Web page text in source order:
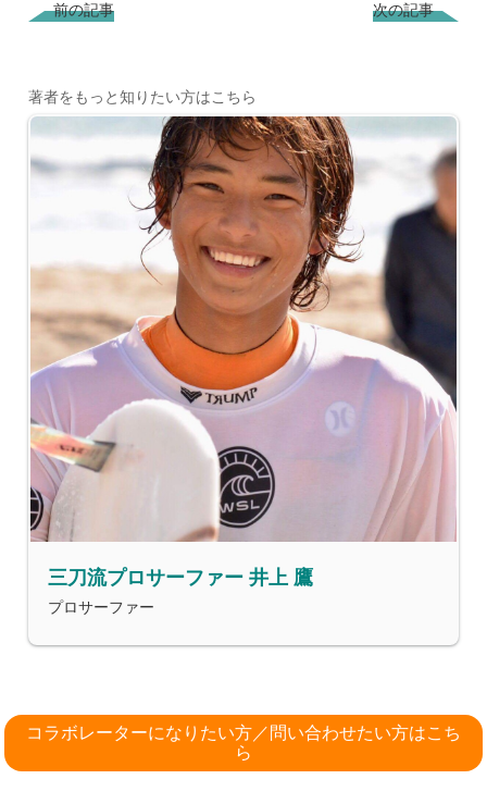
前の記事 次の記事
著者をもっと知りたい方はこちら
三刀流プロサーファー 井上 鷹
プロサーファー
コラボレーターになりたい方／問い合わせたい方はこち
ら